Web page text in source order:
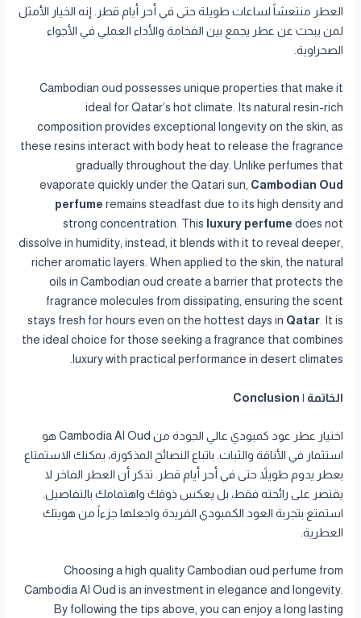
العطر منتعشاً لساعات طويلة حتى في أحر أيام قطر. إنه الخيار الأمثل
لمن يبحث عن عطر يجمع بين الفخامة والأداء العملي في الأجواء
الصحراوية.
Cambodian oud possesses unique properties that make it
ideal for Qatar’s hot climate. Its natural resin-rich
composition provides exceptional longevity on the skin, as
these resins interact with body heat to release the fragrance
gradually throughout the day. Unlike perfumes that
evaporate quickly under the Qatari sun, Cambodian Oud
perfume remains steadfast due to its high density and
strong concentration. This luxury perfume does not
dissolve in humidity; instead, it blends with it to reveal deeper,
richer aromatic layers. When applied to the skin, the natural
oils in Cambodian oud create a barrier that protects the
fragrance molecules from dissipating, ensuring the scent
stays fresh for hours even on the hottest days in Qatar. It is
the ideal choice for those seeking a fragrance that combines
luxury with practical performance in desert climates.
الخاتمة | Conclusion
اختيار عطر عود كمبودي عالي الجودة من Cambodia Al Oud هو
استثمار في الأناقة والثبات. باتباع النصائح المذكورة، يمكنك الاستمتاع
بعطر يدوم طويلاً حتى في أحر أيام قطر. تذكر أن العطر الفاخر لا
يقتصر على رائحته فقط، بل يعكس ذوقك واهتمامك بالتفاصيل.
استمتع بتجربة العود الكمبودي الفريدة واجعلها جزءاً من هويتك
العطرية.
Choosing a high quality Cambodian oud perfume from
Cambodia Al Oud is an investment in elegance and longevity.
By following the tips above, you can enjoy a long lasting